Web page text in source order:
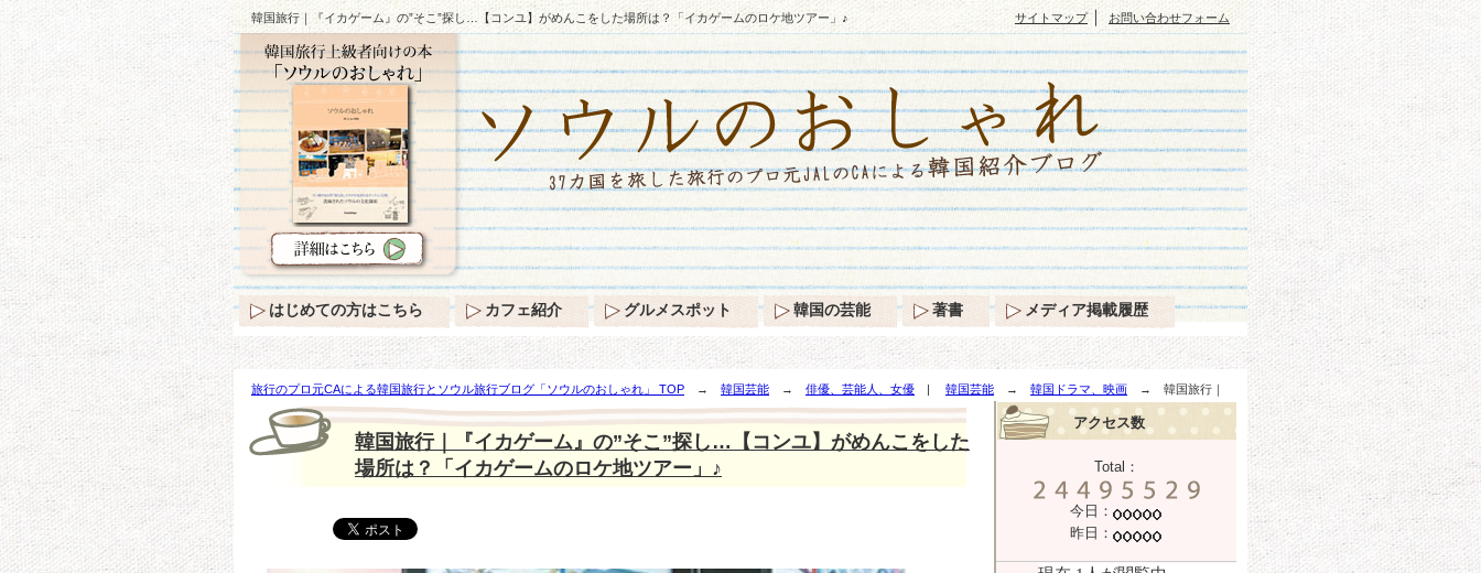
韓国旅行｜『イカゲーム』の”そこ”探し…【コンユ】がめんこをした場所は？「イカゲームのロケ地ツアー」♪
旅行のプロ元CAによる韓国旅行とソウル旅行ブログ「ソウルのおしゃれ」 TOP → 韓国芸能 → 俳優、芸能人、女優 | 韓国芸能 → 韓国ドラマ、映画 → 韓国旅行｜
『イカゲーム』の”そこ”探し…【コンユ】がめんこをした場所は？「イカゲームのロケ地ツアー」♪
韓国旅行｜『イカゲーム』の”そこ”探し…【コンユ】がめんこをした
場所は？「イカゲームのロケ地ツアー」♪
アクセス数
Total：
今日：
昨日：
サイトマップ｜ お問い合わせフォーム
はじめての方はこちら カフェ紹介 グルメスポット 韓国の芸能 著書 メディア掲載履歴